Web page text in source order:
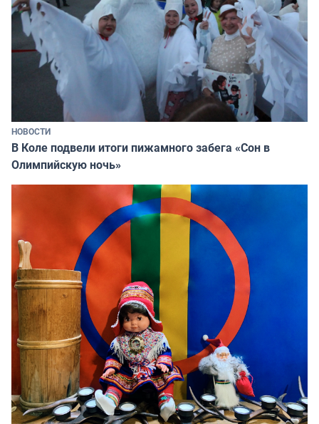
НОВОСТИ
В Коле подвели итоги пижамного забега «Сон в
Олимпийскую ночь»